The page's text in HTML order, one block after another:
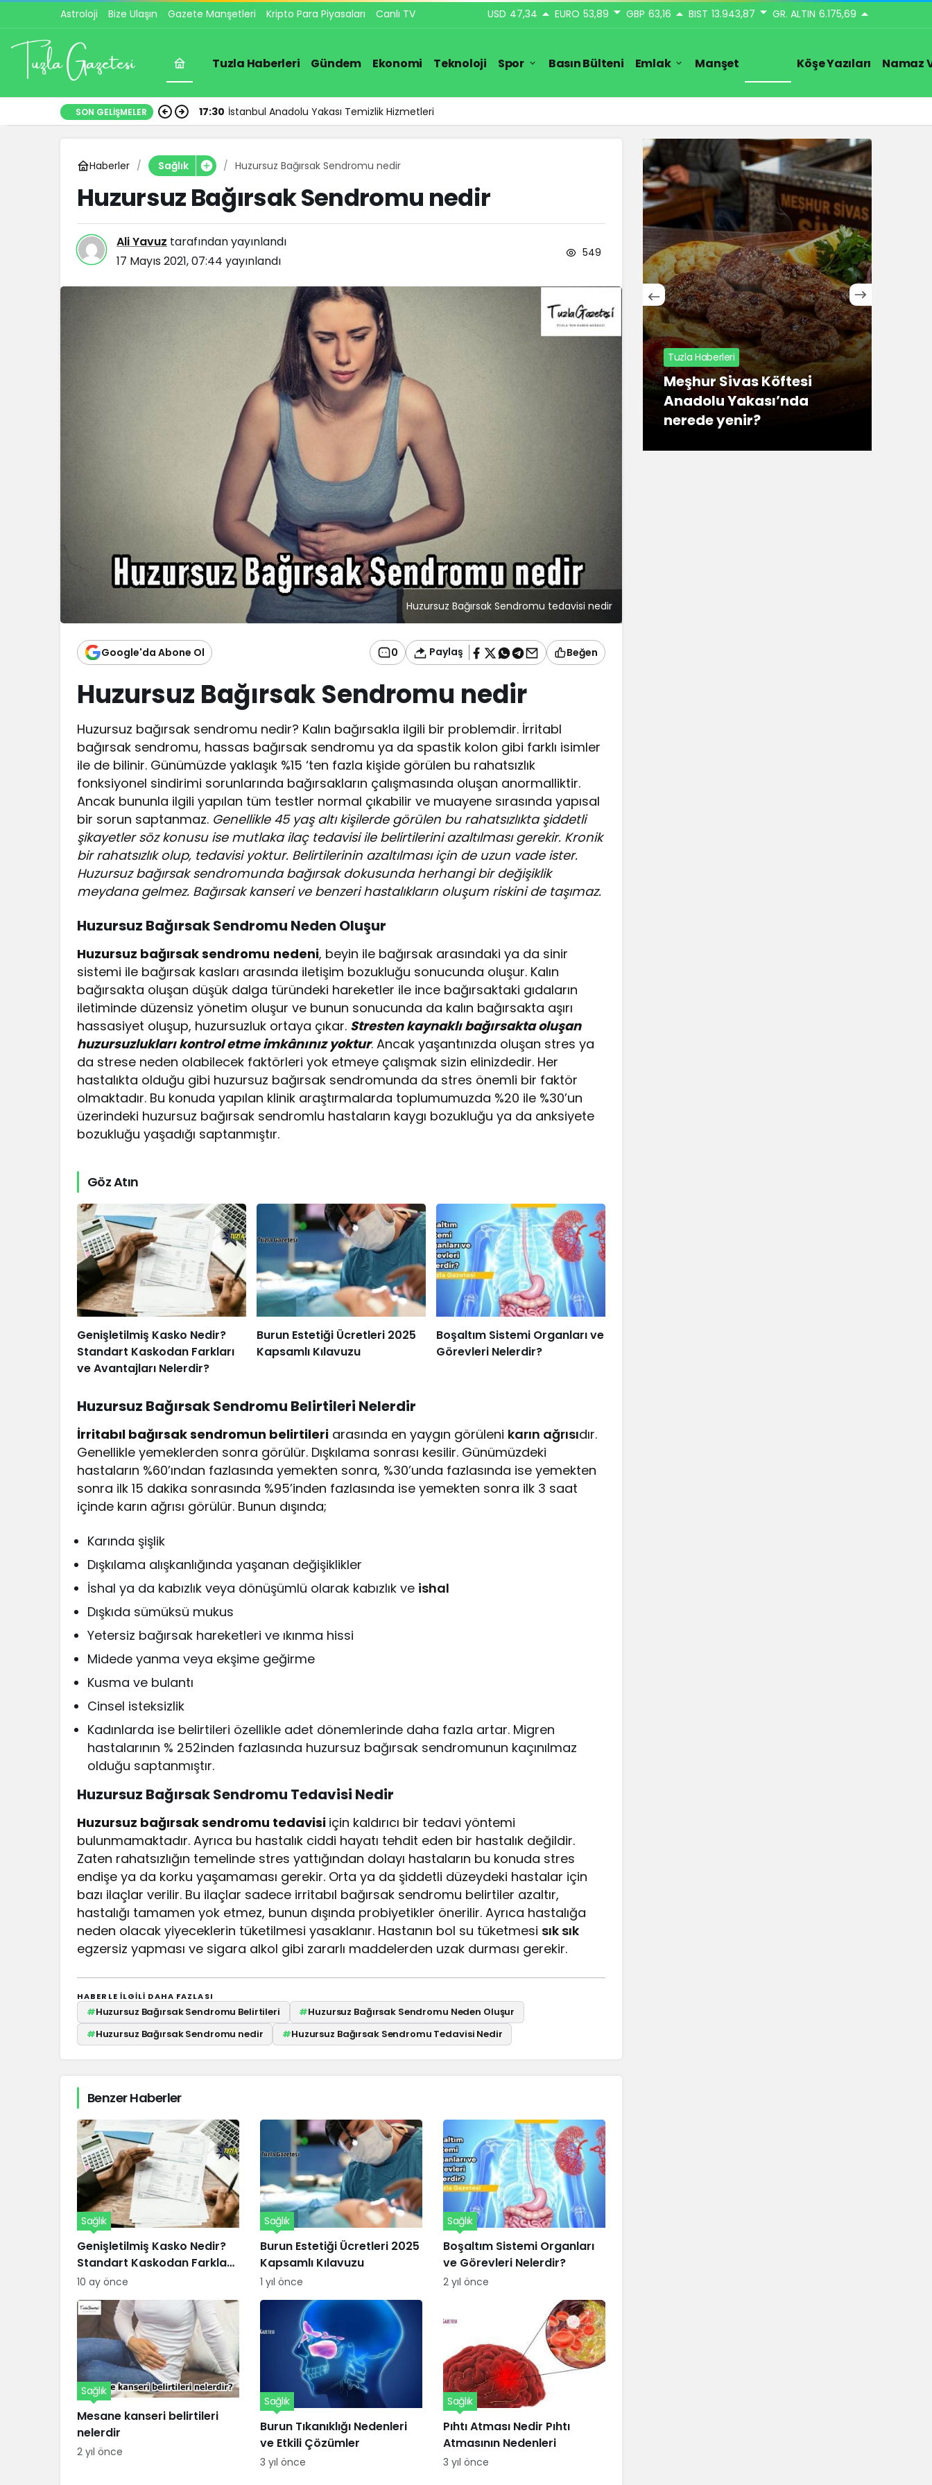
Astroloji Bize Ulaşın Gazete Manşetleri Kripto Para Piyasaları Canlı TV USD 47,34 EURO 53,89 GBP 63,16 BIST 13.943,87 GR. ALTIN 6.175,69
Tuzla Haberleri Gündem Ekonomi Teknoloji Spor Basın Bülteni Emlak Manşet Köşe Yazıları Namaz
SON GELIŞMELER 17:30 İstanbul Anadolu Yakası Temizlik Hizmetleri
Haberler Sağlık Huzursuz Bağırsak Sendromu nedir
Huzursuz Bağırsak Sendromu nedir
Ali Yavuz tarafından yayınlandı
17 Mayıs 2021, 07:44 yayınlandı
549
Huzursuz Bağırsak Sendromu tedavisi nedir
Google'da Abone Ol 0 Paylaş Beğen
Huzursuz Bağırsak Sendromu nedir
Huzursuz bağırsak sendromu nedir? Kalın bağırsakla ilgili bir problemdir. İrritabl
bağırsak sendromu, hassas bağırsak sendromu ya da spastik kolon gibi farklı isimler
ile de bilinir. Günümüzde yaklaşık %15 ‘ten fazla kişide görülen bu rahatsızlık
fonksiyonel sindirimi sorunlarında bağırsakların çalışmasında oluşan anormalliktir.
Ancak bununla ilgili yapılan tüm testler normal çıkabilir ve muayene sırasında yapısal
bir sorun saptanmaz. Genellikle 45 yaş altı kişilerde görülen bu rahatsızlıkta şiddetli
şikayetler söz konusu ise mutlaka ilaç tedavisi ile belirtilerini azaltılması gerekir. Kronik
bir rahatsızlık olup, tedavisi yoktur. Belirtilerinin azaltılması için de uzun vade ister.
Huzursuz bağırsak sendromunda bağırsak dokusunda herhangi bir değişiklik
meydana gelmez. Bağırsak kanseri ve benzeri hastalıkların oluşum riskini de taşımaz.
Huzursuz Bağırsak Sendromu Neden Oluşur
Huzursuz bağırsak sendromu nedeni, beyin ile bağırsak arasındaki ya da sinir
sistemi ile bağırsak kasları arasında iletişim bozukluğu sonucunda oluşur. Kalın
bağırsakta oluşan düşük dalga türündeki hareketler ile ince bağırsaktaki gıdaların
iletiminde düzensiz yönetim oluşur ve bunun sonucunda da kalın bağırsakta aşırı
hassasiyet oluşup, huzursuzluk ortaya çıkar. Stresten kaynaklı bağırsakta oluşan
huzursuzlukları kontrol etme imkânınız yoktur. Ancak yaşantınızda oluşan stres ya
da strese neden olabilecek faktörleri yok etmeye çalışmak sizin elinizdedir. Her
hastalıkta olduğu gibi huzursuz bağırsak sendromunda da stres önemli bir faktör
olmaktadır. Bu konuda yapılan klinik araştırmalarda toplumumuzda %20 ile %30’un
üzerindeki huzursuz bağırsak sendromlu hastaların kaygı bozukluğu ya da anksiyete
bozukluğu yaşadığı saptanmıştır.
Göz Atın
Genişletilmiş Kasko Nedir?
Standart Kaskodan Farkları
ve Avantajları Nelerdir?
Burun Estetiği Ücretleri 2025
Kapsamlı Kılavuzu
Boşaltım Sistemi Organları ve
Görevleri Nelerdir?
Huzursuz Bağırsak Sendromu Belirtileri Nelerdir
İrritabıl bağırsak sendromun belirtileri arasında en yaygın görüleni karın ağrısıdır.
Genellikle yemeklerden sonra görülür. Dışkılama sonrası kesilir. Günümüzdeki
hastaların %60’ından fazlasında yemekten sonra, %30’unda fazlasında ise yemekten
sonra ilk 15 dakika sonrasında %95’inden fazlasında ise yemekten sonra ilk 3 saat
içinde karın ağrısı görülür. Bunun dışında;
Karında şişlik
Dışkılama alışkanlığında yaşanan değişiklikler
İshal ya da kabızlık veya dönüşümlü olarak kabızlık ve ishal
Dışkıda sümüksü mukus
Yetersiz bağırsak hareketleri ve ıkınma hissi
Midede yanma veya ekşime geğirme
Kusma ve bulantı
Cinsel isteksizlik
Kadınlarda ise belirtileri özellikle adet dönemlerinde daha fazla artar. Migren
hastalarının % 252inden fazlasında huzursuz bağırsak sendromunun kaçınılmaz
olduğu saptanmıştır.
Huzursuz Bağırsak Sendromu Tedavisi Nedir
Huzursuz bağırsak sendromu tedavisi için kaldırıcı bir tedavi yöntemi
bulunmamaktadır. Ayrıca bu hastalık ciddi hayatı tehdit eden bir hastalık değildir.
Zaten rahatsızlığın temelinde stres yattığından dolayı hastaların bu konuda stres
endişe ya da korku yaşamaması gerekir. Orta ya da şiddetli düzeydeki hastalar için
bazı ilaçlar verilir. Bu ilaçlar sadece irritabıl bağırsak sendromu belirtiler azaltır,
hastalığı tamamen yok etmez, bunun dışında probiyetikler önerilir. Ayrıca hastalığa
neden olacak yiyeceklerin tüketilmesi yasaklanır. Hastanın bol su tüketmesi sık sık
egzersiz yapması ve sigara alkol gibi zararlı maddelerden uzak durması gerekir.
HABERLE ILGILI DAHA FAZLASI
#Huzursuz Bağırsak Sendromu Belirtileri #Huzursuz Bağırsak Sendromu Neden Oluşur
#Huzursuz Bağırsak Sendromu nedir #Huzursuz Bağırsak Sendromu Tedavisi Nedir
Benzer Haberler
Genişletilmiş Kasko Nedir?
Standart Kaskodan Farkları
ve Avantajları Nelerdir?
Sağlık
10 ay önce
Burun Estetiği Ücretleri 2025
Kapsamlı Kılavuzu
Sağlık
1 yıl önce
Boşaltım Sistemi Organları
ve Görevleri Nelerdir?
Sağlık
2 yıl önce
Mesane kanseri belirtileri
nelerdir
Sağlık
2 yıl önce
Burun Tıkanıklığı Nedenleri
ve Etkili Çözümler
Sağlık
3 yıl önce
Pıhtı Atması Nedir Pıhtı
Atmasının Nedenleri
Sağlık
3 yıl önce
Dizüstü Bilgisayar
Seçiminde Performans
İstanbul Anadolu Yakası
Temizlik Hizmetleri
Tuzla Haberleri
Meşhur Sivas Köftesi
Anadolu Yakası’nda
nerede yenir?